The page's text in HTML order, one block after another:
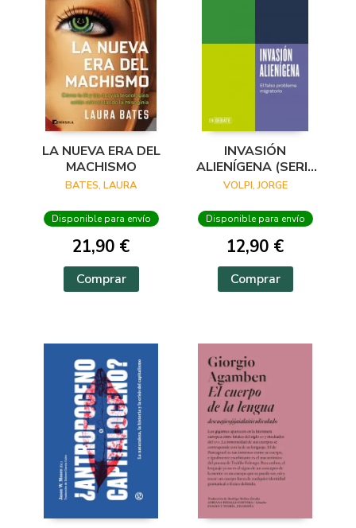
LA NUEVA ERA DEL
MACHISMO
BATES, LAURA
Disponible para envío
21,90 €
Comprar
INVASIÓN
ALIENÍGENA (SERIE
ENDEBATE)
VOLPI, JORGE
Disponible para envío
12,90 €
Comprar